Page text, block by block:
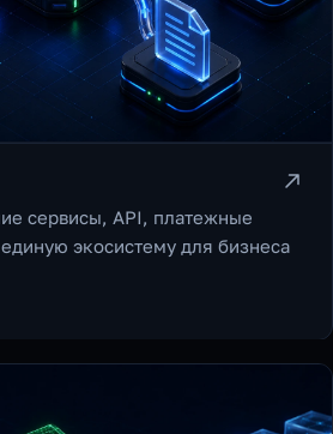
сервисы, API, платежные
экосистему для бизнеса